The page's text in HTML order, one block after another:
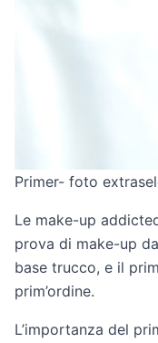
Primer- foto
Le make-up
prova di make-up
base trucco, e il
prim’ordine.
L’importanza del